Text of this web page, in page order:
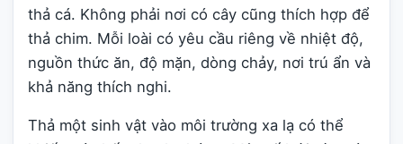
thả cá. Không phải nơi có cây cũng thích hợp để
thả chim. Mỗi loài có yêu cầu riêng về nhiệt độ,
nguồn thức ăn, độ mặn, dòng chảy, nơi trú ẩn và
khả năng thích nghi.
Thả một sinh vật vào môi trường xa lạ có thể